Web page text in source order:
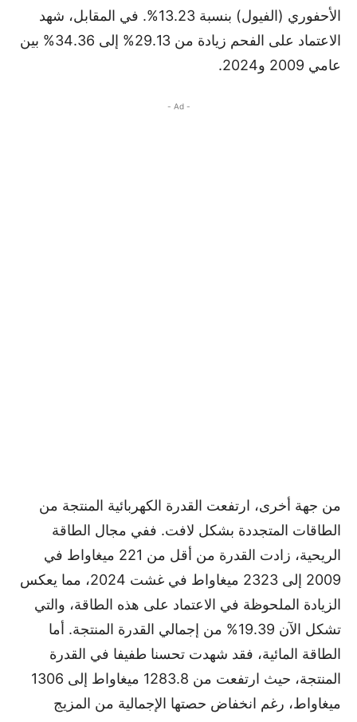
الأحفوري (الفيول) بنسبة 13.23%. في المقابل، شهد
الاعتماد على الفحم زيادة من 29.13% إلى 34.36% بين
عامي 2009 و2024.
- Ad -
من جهة أخرى، ارتفعت القدرة الكهربائية المنتجة من
الطاقات المتجددة بشكل لافت. ففي مجال الطاقة
الريحية، زادت القدرة من أقل من 221 ميغاواط في
2009 إلى 2323 ميغاواط في غشت 2024، مما يعكس
الزيادة الملحوظة في الاعتماد على هذه الطاقة، والتي
تشكل الآن 19.39% من إجمالي القدرة المنتجة. أما
الطاقة المائية، فقد شهدت تحسنا طفيفا في القدرة
المنتجة، حيث ارتفعت من 1283.8 ميغاواط إلى 1306
ميغاواط، رغم انخفاض حصتها الإجمالية من المزيج